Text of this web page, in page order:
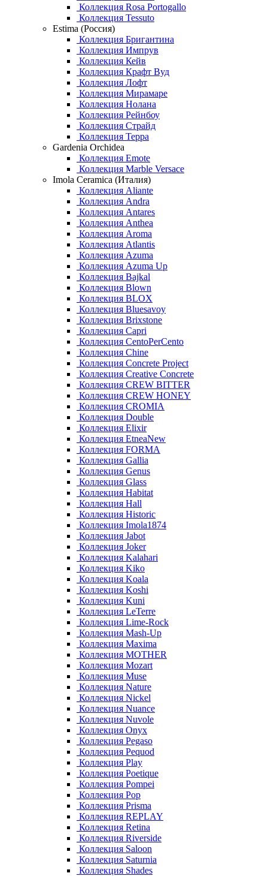
Коллекция Rosa Portogallo
Коллекция Tessuto
Estima (Россия)
Коллекция Бригантина
Коллекция Импрув
Коллекция Кейв
Коллекция Крафт Вуд
Коллекция Лофт
Коллекция Мирамаре
Коллекция Нолана
Коллекция Рейнбоу
Коллекция Страйд
Коллекция Терра
Gardenia Orchidea
Коллекция Emote
Коллекция Marble Versace
Imola Ceramica (Италия)
Коллекция Aliante
Коллекция Andra
Коллекция Antares
Коллекция Anthea
Коллекция Aroma
Коллекция Atlantis
Коллекция Azuma
Коллекция Azuma Up
Коллекция Bajkal
Коллекция Blown
Коллекция BLOX
Коллекция Bluesavoy
Коллекция Brixstone
Коллекция Capri
Коллекция CentoPerCento
Коллекция Chine
Коллекция Concrete Project
Коллекция Creative Concrete
Коллекция CREW BITTER
Коллекция CREW HONEY
Коллекция CROMIA
Коллекция Double
Коллекция Elixir
Коллекция EtneaNew
Коллекция FORMA
Коллекция Gallia
Коллекция Genus
Коллекция Glass
Коллекция Habitat
Коллекция Hall
Коллекция Historic
Коллекция Imola1874
Коллекция Jabot
Коллекция Joker
Коллекция Kalahari
Коллекция Kiko
Коллекция Koala
Коллекция Koshi
Коллекция Kuni
Коллекция LeTerre
Коллекция Lime-Rock
Коллекция Mash-Up
Коллекция Maxima
Коллекция MOTHER
Коллекция Mozart
Коллекция Muse
Коллекция Nature
Коллекция Nickel
Коллекция Nuance
Коллекция Nuvole
Коллекция Onyx
Коллекция Pegaso
Коллекция Pequod
Коллекция Play
Коллекция Poetique
Коллекция Pompei
Коллекция Pop
Коллекция Prisma
Коллекция REPLAY
Коллекция Retina
Коллекция Riverside
Коллекция Saloon
Коллекция Saturnia
Коллекция Shades